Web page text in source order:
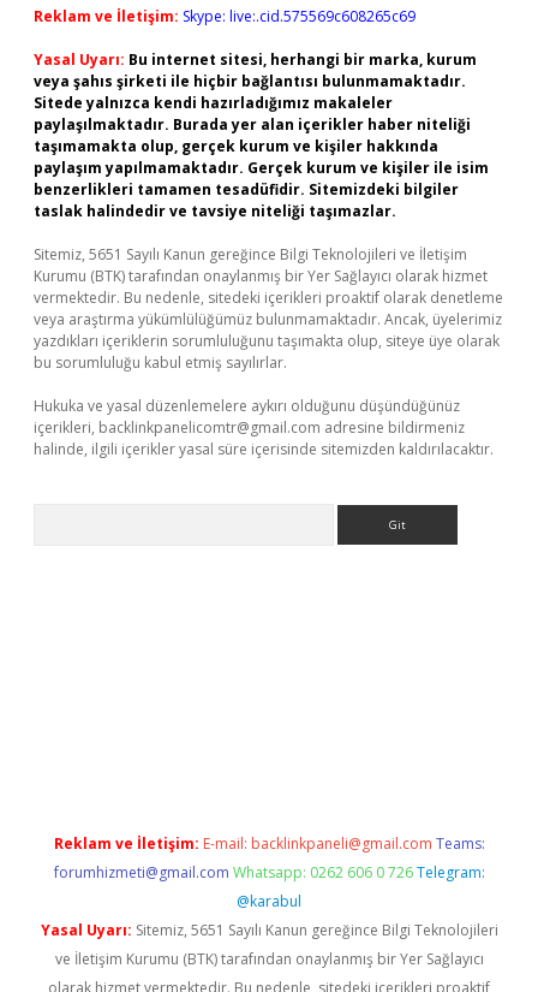
Reklam ve İletişim: Skype: live:.cid.575569c608265c69
Yasal Uyarı: Bu internet sitesi, herhangi bir marka, kurum
veya şahıs şirketi ile hiçbir bağlantısı bulunmamaktadır.
Sitede yalnızca kendi hazırladığımız makaleler
paylaşılmaktadır. Burada yer alan içerikler haber niteliği
taşımamakta olup, gerçek kurum ve kişiler hakkında
paylaşım yapılmamaktadır. Gerçek kurum ve kişiler ile isim
benzerlikleri tamamen tesadüfidir. Sitemizdeki bilgiler
taslak halindedir ve tavsiye niteliği taşımazlar.
Sitemiz, 5651 Sayılı Kanun gereğince Bilgi Teknolojileri ve İletişim
Kurumu (BTK) tarafından onaylanmış bir Yer Sağlayıcı olarak hizmet
vermektedir. Bu nedenle, sitedeki içerikleri proaktif olarak denetleme
veya araştırma yükümlülüğümüz bulunmamaktadır. Ancak, üyelerimiz
yazdıkları içeriklerin sorumluluğunu taşımakta olup, siteye üye olarak
bu sorumluluğu kabul etmiş sayılırlar.
Hukuka ve yasal düzenlemelere aykırı olduğunu düşündüğünüz
içerikleri, backlinkpanelicomtr@gmail.com adresine bildirmeniz
halinde, ilgili içerikler yasal süre içerisinde sitemizden kaldırılacaktır.
Reklam ve İletişim: E-mail: backlinkpaneli@gmail.com Teams:
forumhizmeti@gmail.com Whatsapp: 0262 606 0 726 Telegram:
@karabul
Yasal Uyarı: Sitemiz, 5651 Sayılı Kanun gereğince Bilgi Teknolojileri
ve İletişim Kurumu (BTK) tarafından onaylanmış bir Yer Sağlayıcı
olarak hizmet vermektedir. Bu nedenle, sitedeki içerikleri proaktif